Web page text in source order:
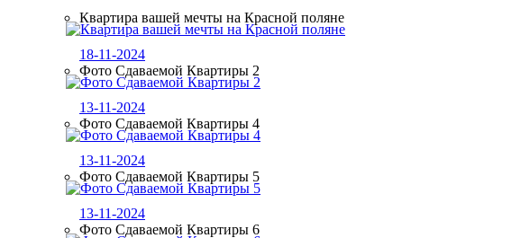
Квартира вашей мечты на Красной поляне
18-11-2024
Фото Сдаваемой Квартиры 2
13-11-2024
Фото Сдаваемой Квартиры 4
13-11-2024
Фото Сдаваемой Квартиры 5
13-11-2024
Фото Сдаваемой Квартиры 6